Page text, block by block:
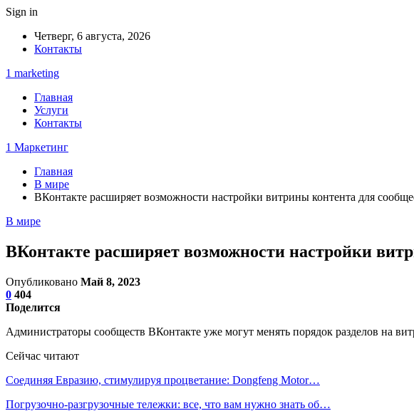
Sign in
Четверг, 6 августа, 2026
Контакты
1 marketing
Главная
Услуги
Контакты
1 Маркетинг
Главная
В мире
ВКонтакте расширяет возможности настройки витрины контента для
В мире
ВКонтакте расширяет возможности настройки
Опубликовано Май 8, 2023
0 404
Поделится
Администраторы сообществ ВКонтакте уже могут менять порядок разделов на
Сейчас читают
Соединяя Евразию, стимулируя процветание: Dongfeng Motor…
Погрузочно-разгрузочные тележки: все, что вам нужно знать об…